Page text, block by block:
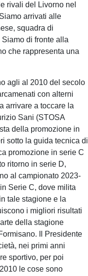
rivali del Livorno nel
arrivati alle
squadra di
di fronte alla
che rappresenta una
agli al 2010 del secolo
con alterni
arrivare a toccare la
Sani (STOSA
della promozione in
sotto la guida tecnica di
promozione in serie C
ritorno in serie D,
al campionato 2023-
Serie C, dove milita
tale stagione e la
i migliori risultati
della stagione
Il Presidente
nei primi anni
sportivo, per poi
le cose sono